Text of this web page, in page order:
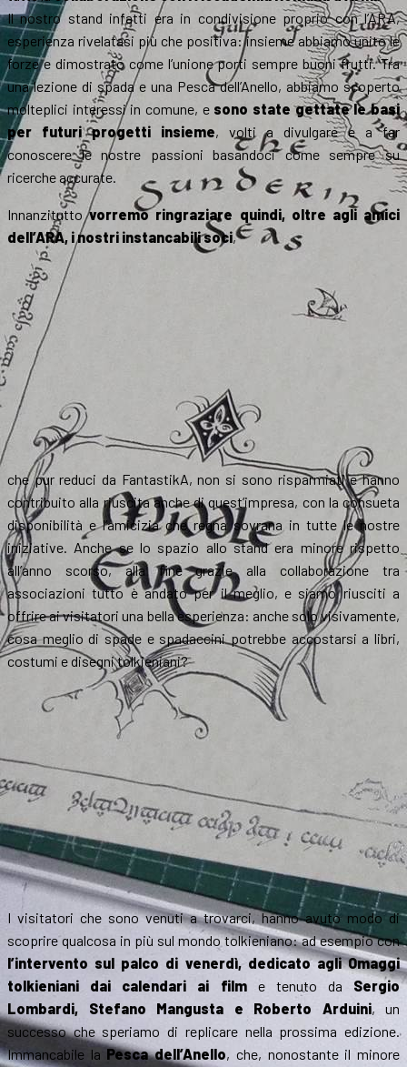
Il nostro stand infatti era in condivisione proprio con l’ARA,
esperienza rivelatasi più che positiva: insieme abbiamo unito le
forze e dimostrato come l’unione porti sempre buoni frutti. Tra
una lezione di spada e una Pesca dell’Anello, abbiamo scoperto
molteplici interessi in comune, e sono state gettate le basi
per futuri progetti insieme, volti a divulgare e a far
conoscere le nostre passioni basandoci come sempre su
ricerche accurate.
Innanzituttovorremo ringraziare quindi, oltre agli amici
dell’ARA, i nostri instancabili soci,
che pur reduci da FantastikA, non si sono risparmiati e hanno
contribuito alla riuscita anche di quest’impresa, con la consueta
disponibilità e l’amicizia che regna sovrana in tutte le nostre
iniziative. Anche se lo spazio allo stand era minore rispetto
all’anno scorso, alla fine grazie alla collaborazione tra
associazioni tutto è andato per il meglio, e siamo riusciti a
offrire ai visitatori una bella esperienza: anche solo visivamente,
cosa meglio di spade e spadaccini potrebbe accostarsi a libri,
costumi e disegni tolkieniani?
I visitatori che sono venuti a trovarci, hanno avuto modo di
scoprire qualcosa in più sul mondo tolkieniano: ad esempio con
l’intervento sul palco di venerdì, dedicato agli Omaggi
tolkieniani dai calendari ai filme tenuto da Sergio
Lombardi, Stefano Mangusta e Roberto Arduini, un
successo che speriamo di replicare nella prossima edizione.
Immancabile la Pesca dell’Anello, che, nonostante il minore